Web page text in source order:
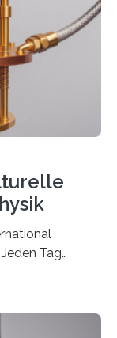
Durchbruch:
wurde
dass sich
Tag
Neue